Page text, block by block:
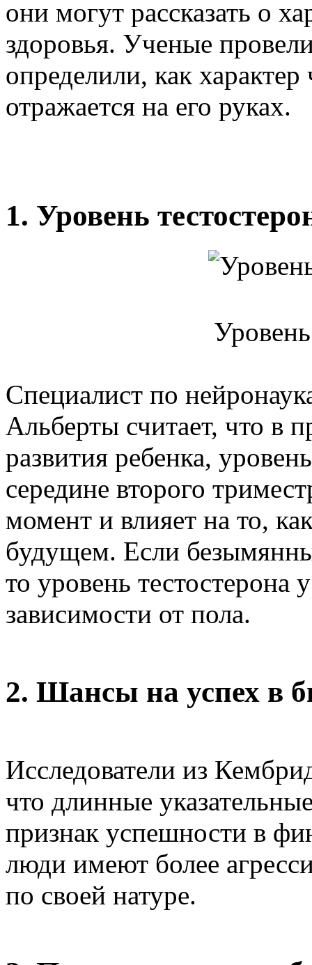
они могут рассказать о
здоровья. Ученые
определили, как характер
отражается на его руках.
1. Уровень
Специалист по
Альберты считает, что в
развития ребенка,
середине второго
момент и влияет на то,
будущем. Если
то уровень тестостерона
зависимости от пола.
2. Шансы на успех в
Исследователи из
что длинные
признак успешности в
люди имеют более
по своей натуре.